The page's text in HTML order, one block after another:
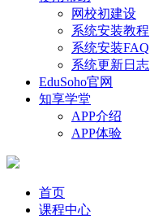
网校初建设
系统安装教程
系统安装FAQ
系统更新日志
EduSoho官网
知享学堂
APP介绍
APP体验
首页
课程中心